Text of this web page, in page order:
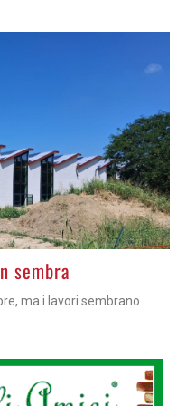
sembra
ma i lavori sembrano